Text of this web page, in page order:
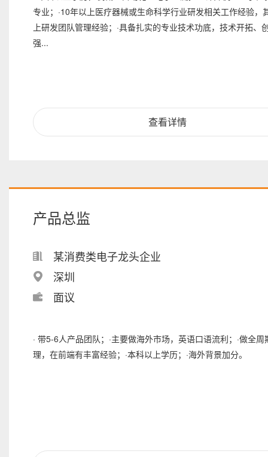
专业；·10年以上医疗器械或生命科学行业研发相关工作经验，
上研发团队管理经验；·具备扎实的专业技术功底，技术开拓、
强...
查看详情
产品总监
某消费类电子龙头企业
深圳
面议
· 带5-6人产品团队；·主要做海外市场，英语口语流利；·做全周
理，在前端有丰富经验；·本科以上学历；·海外背景加分。